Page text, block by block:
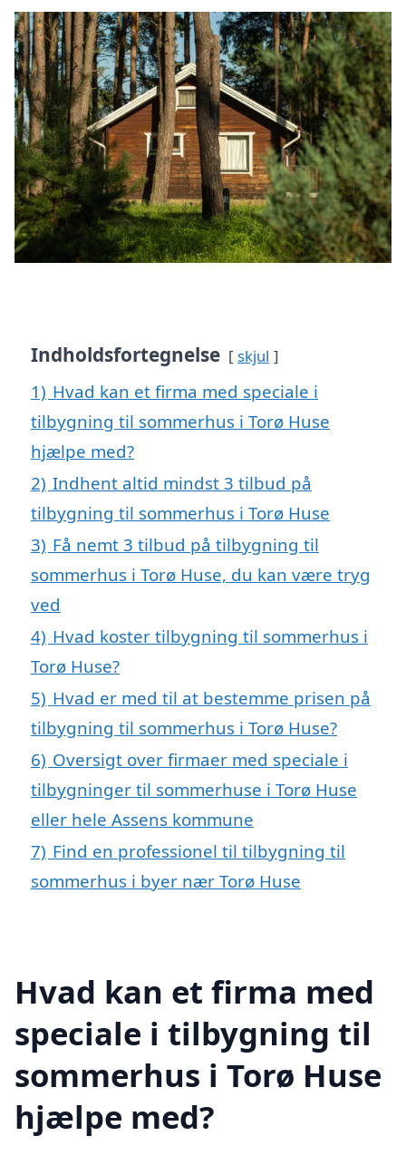
Indholdsfortegnelse skjul
1) Hvad kan et firma med speciale i
tilbygning til sommerhus i Torø Huse
hjælpe med?
2) Indhent altid mindst 3 tilbud på
tilbygning til sommerhus i Torø Huse
3) Få nemt 3 tilbud på tilbygning til
sommerhus i Torø Huse, du kan være tryg
ved
4) Hvad koster tilbygning til sommerhus i
Torø Huse?
5) Hvad er med til at bestemme prisen på
tilbygning til sommerhus i Torø Huse?
6) Oversigt over firmaer med speciale i
tilbygninger til sommerhuse i Torø Huse
eller hele Assens kommune
7) Find en professionel til tilbygning til
sommerhus i byer nær Torø Huse
Hvad kan et firma med
speciale i tilbygning til
sommerhus i Torø Huse
hjælpe med?